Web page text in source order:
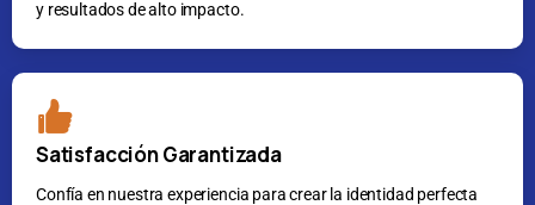
y resultados de alto impacto.
Satisfacción Garantizada
Confía en nuestra experiencia para crear la identidad perfecta